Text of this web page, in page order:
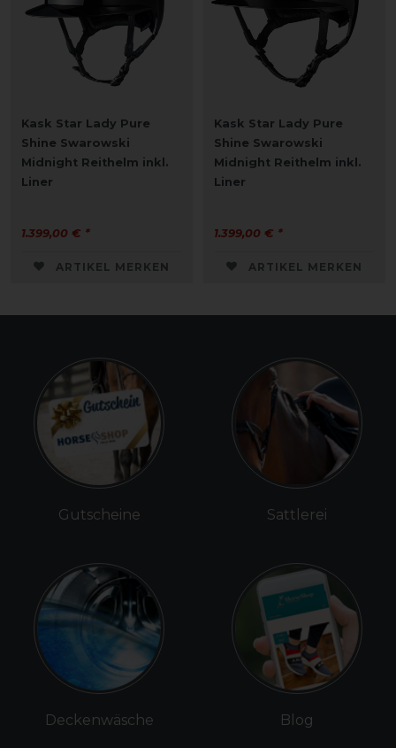
Kask Star Lady Pure
Shine Swarowski
Midnight Reithelm inkl.
Liner
1.399,00 € *
ARTIKEL MERKEN
Kask Star Lady Pure
Shine Swarowski
Midnight Reithelm inkl.
Liner
1.399,00 € *
ARTIKEL MERKEN
Gutscheine
Deckenwäsche
Sattlerei
Blog